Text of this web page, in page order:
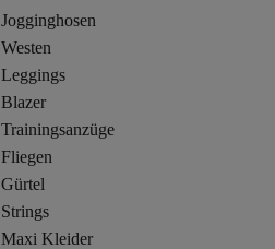
Jogginghosen
Westen
Leggings
Blazer
Trainingsanzüge
Fliegen
Gürtel
Strings
Maxi Kleider